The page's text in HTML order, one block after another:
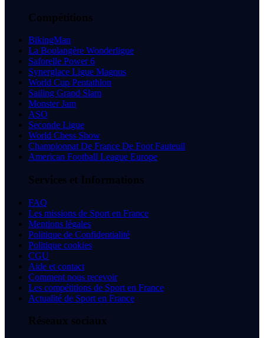
Compétitions
BikingMan
La Boulangère Wonderligue
Saforelle Power 6
Synerglace Ligue Magnus
World Cup Pentathlon
Sailing Grand Slam
Monster Jam
ASO
Seconde Ligue
World Chess Show
Championnat De France De Foot Fauteuil
American Football League Europe
Services et Informations
FAQ
Les missions de Sport en France
Mentions légales
Politique de Confidentialité
Politique cookies
CGU
Aide et contact
Comment nous recevoir
Les compétitions de Sport en France
Actualité de Sport en France
Réseaux sociaux